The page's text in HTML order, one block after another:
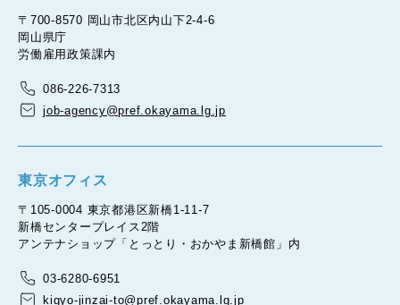
〒700-8570 岡山市北区内山下2-4-6
岡山県庁
労働雇用政策課内
086-226-7313
job-agency@pref.okayama.lg.jp
東京オフィス
〒105-0004 東京都港区新橋1-11-7
新橋センタープレイス2階
アンテナショップ「とっとり・おかやま新橋館」内
03-6280-6951
kigyo-jinzai-to@pref.okayama.lg.jp